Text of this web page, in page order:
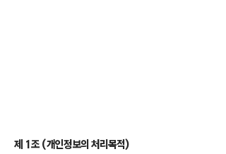
제 1조 (개인정보의 처리목적)